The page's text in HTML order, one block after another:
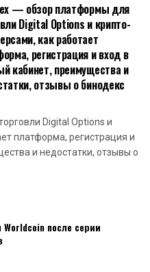
— обзор платформы для
Digital Options и крипто-
как работает
регистрация и вход в
кабинет, преимущества и
отзывы о бинодекс
Digital Options и
платформа, регистрация и
и недостатки, отзывы о
после серии